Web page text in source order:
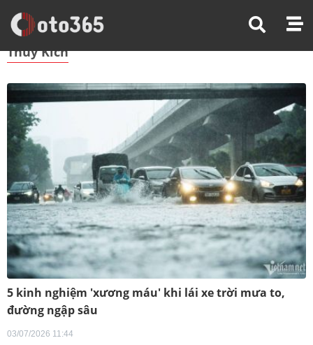
Trang Chủ Thuỷ Kích
Thuỷ Kích
5 kinh nghiệm 'xương máu' khi lái xe trời mưa to,
đường ngập sâu
03/07/2026 11:44